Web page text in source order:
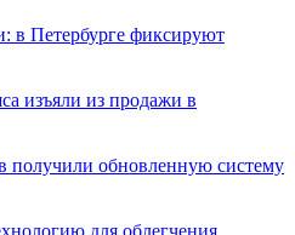
в Петербурге фиксируют
изъяли из продажи в
получили обновленную систему
для облегчения